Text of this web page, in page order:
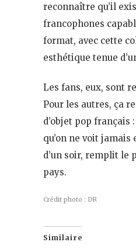
reconnaître qu’il
francophones
format, avec cette
esthétique tenue
Les fans, eux, sont
Pour les autres, ça
d’objet pop français
qu’on ne voit jamais
d’un soir, remplit le
pays.
Crédit photo : DR
Similaire